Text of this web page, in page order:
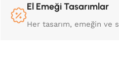
El Emeği Tasarımlar
Her tasarım, emeğin ve